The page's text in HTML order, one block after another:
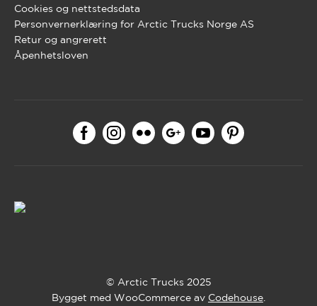
Cookies og nettstedsdata
Personvernerklæring for Arctic Trucks Norge AS
Retur og angrerett
Åpenhetsloven
© Arctic Trucks 2025
Bygget med WooCommerce av Codehouse